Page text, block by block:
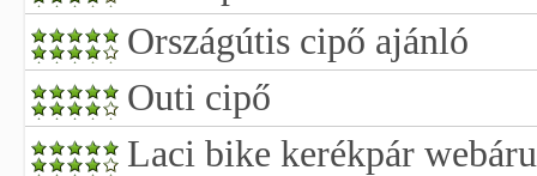
Országútis cipő ajánló
Outi cipő
Laci bike kerékpár